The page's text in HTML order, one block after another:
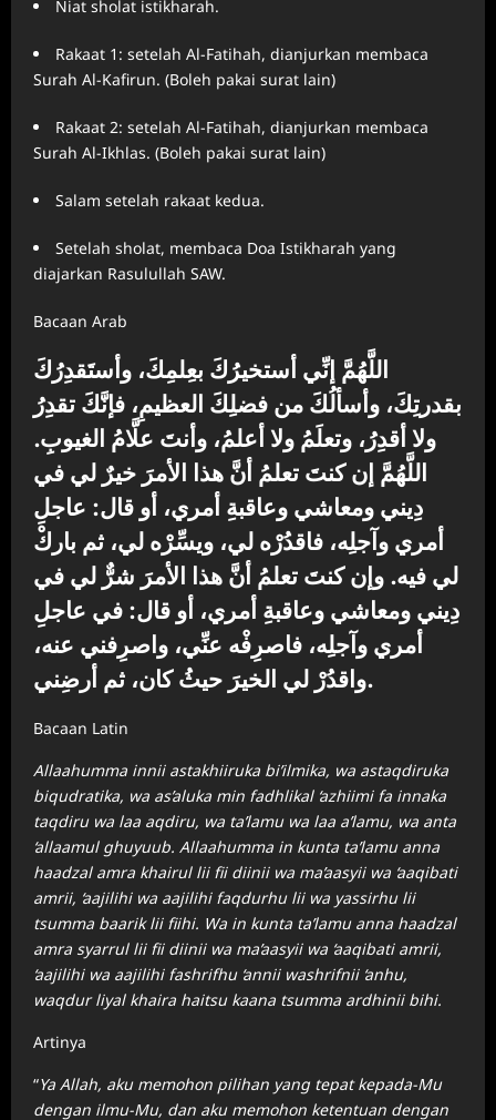
Niat sholat istikharah.
Rakaat 1: setelah Al-Fatihah, dianjurkan membaca
Surah Al-Kafirun. (Boleh pakai surat lain)
Rakaat 2: setelah Al-Fatihah, dianjurkan membaca
Surah Al-Ikhlas. (Boleh pakai surat lain)
Salam setelah rakaat kedua.
Setelah sholat, membaca Doa Istikharah yang
diajarkan Rasulullah SAW.
Bacaan Arab
اللَّهُمَّ إنِّي أستخيرُكَ بعِلمِكَ، وأستَقدِرُكَ
بقدرتِكَ، وأسألُكَ من فضلِكَ العظيمِ، فإنَّكَ تقدِرُ
ولا أقدِرُ، وتعلَمُ ولا أعلمُ، وأنتَ علَّامُ الغيوبِ.
اللَّهُمَّ إن كنتَ تعلمُ أنَّ هذا الأمرَ خيرٌ لي في
دِيني ومعاشي وعاقبةِ أمري، أو قال: عاجلِ
أمري وآجلِه، فاقدُرْه لي، ويسِّرْه لي، ثم باركْ
لي فيه. وإن كنتَ تعلمُ أنَّ هذا الأمرَ شرٌّ لي في
دِيني ومعاشي وعاقبةِ أمري، أو قال: في عاجلِ
أمري وآجلِه، فاصرِفْه عنِّي، واصرِفني عنه،
واقدُرْ لي الخيرَ حيثُ كان، ثم أرضِني.
Bacaan Latin
Allaahumma innii astakhiiruka bi’ilmika, wa astaqdiruka
biqudratika, wa as’aluka min fadhlikal ‘azhiimi fa innaka
taqdiru wa laa aqdiru, wa ta’lamu wa laa a’lamu, wa anta
‘allaamul ghuyuub. Allaahumma in kunta ta’lamu anna
haadzal amra khairul lii fii diinii wa ma’aasyii wa ‘aaqibati
amrii, ‘aajilihi wa aajilihi faqdurhu lii wa yassirhu lii
tsumma baarik lii fiihi. Wa in kunta ta’lamu anna haadzal
amra syarrul lii fii diinii wa ma’aasyii wa ‘aaqibati amrii,
‘aajilihi wa aajilihi fashrifhu ‘annii washrifnii ‘anhu,
waqdur liyal khaira haitsu kaana tsumma ardhinii bihi.
Artinya
“Ya Allah, aku memohon pilihan yang tepat kepada-Mu
dengan ilmu-Mu, dan aku memohon ketentuan dengan